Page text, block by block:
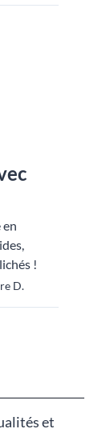
!
D.
et